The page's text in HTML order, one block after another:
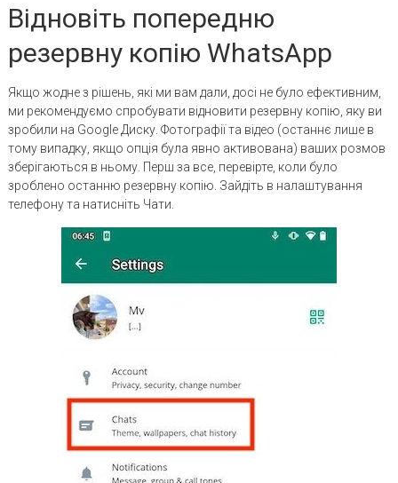
Відновіть попередню
резервну копію WhatsApp
Якщо жодне з рішень, які ми вам дали, досі не було ефективним,
ми рекомендуємо спробувати відновити резервну копію, яку ви
зробили на Google Диску. Фотографії та відео (останнє лише в
тому випадку, якщо опція була явно активована) ваших розмов
зберігаються в ньому. Перш за все, перевірте, коли було
зроблено останню резервну копію. Зайдіть в налаштування
телефону та натисніть Чати.